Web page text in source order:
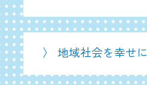
〉 地域社会を幸せに